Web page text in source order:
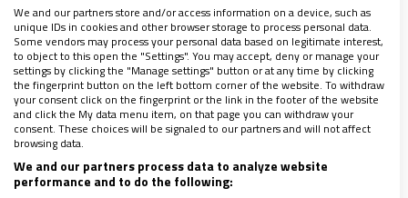
We and our partners store and/or access information on a device, such as
unique IDs in cookies and other browser storage to process personal data.
Some vendors may process your personal data based on legitimate interest,
to object to this open the "Settings". You may accept, deny or manage your
settings by clicking the "Manage settings" button or at any time by clicking
the fingerprint button on the left bottom corner of the website. To withdraw
your consent click on the fingerprint or the link in the footer of the website
and click the My data menu item, on that page you can withdraw your
consent. These choices will be signaled to our partners and will not affect
browsing data.
We and our partners process data to analyze website
performance and to do the following: